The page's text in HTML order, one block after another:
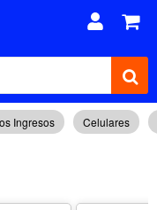
Ingresos Celulares